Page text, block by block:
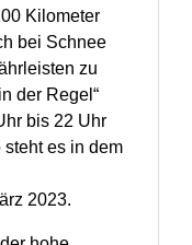
Kilometer
bei Schnee
zu
der Regel“
bis 22 Uhr
es in dem
2023.